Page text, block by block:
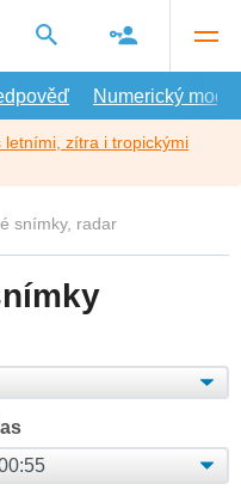
Numerický model
zítra i tropickými
snímky, radar